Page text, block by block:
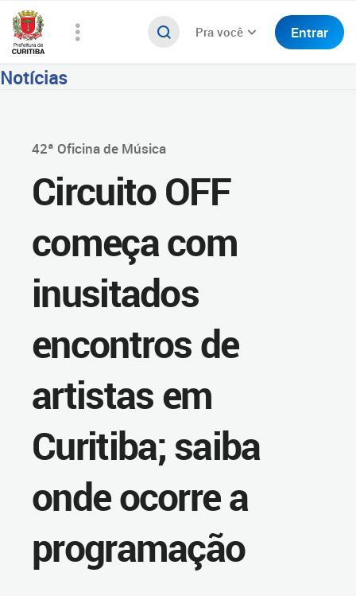
Pra você Entrar
Notícias
42ª Oficina de Música
Circuito OFF
começa com
inusitados
encontros de
artistas em
Curitiba; saiba
onde ocorre a
programação